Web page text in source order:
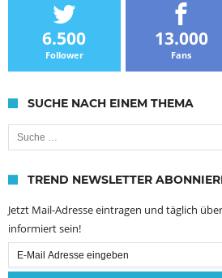
6.500
Follower
13.000
Fans
SUCHE NACH EINEM THEMA
Suche nach:
TREND NEWSLETTER
Jetzt Mail-Adresse eintragen und täglich
informiert sein!
Email
Subscription